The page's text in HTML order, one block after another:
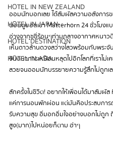
HOTEL IN NEW ZEALAND
HOTEL IN JAPAN
HOTEL DESTINATION
HOTEL IN ASIA
ออมนัทบอกเลย ได้สัมผัสความอลังการข
นอนดูยอดเขา Matterhorn 24 ชั่วโมงแ
อ่างจากุซซี่ร้อนๆท่ามกลางอากาศหนา
เห็นดาวล้านดวงสว่างไสวพร้อมกับพระจั
จินตนาการเหมือนหลุดไปอีกโลกที่เราไม่
สวยจนออมนัทบรรยายความรู้สึกไม่ถูกเ
สักครั้งในชีวิต! อยากให้เพื่อนได้มาสัมผัส
แค่การนอนพักผ่อน แต่มันคือประสบการ
รับความสุข อิ่มอกอิ่มใจอย่างบอกไม่ถูก
สูง(มาก)ไปหน่อยก็ตาม ฮ่าๆ